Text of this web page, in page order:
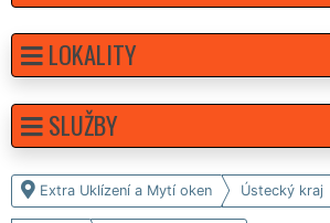
Extra Uklízení a Mytí oken Ústecký kraj
LOKALITY
SLUŽBY